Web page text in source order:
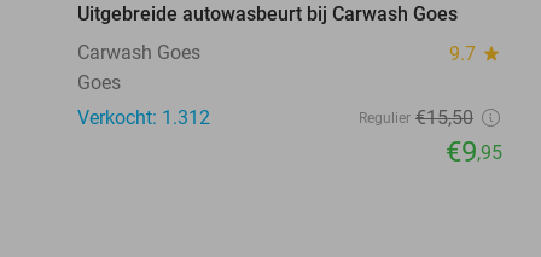
Uitgebreide autowasbeurt bij Carwash Goes
Carwash Goes
9.7 star
Goes
Verkocht: 1.312
Regulier €15,50
€9,95